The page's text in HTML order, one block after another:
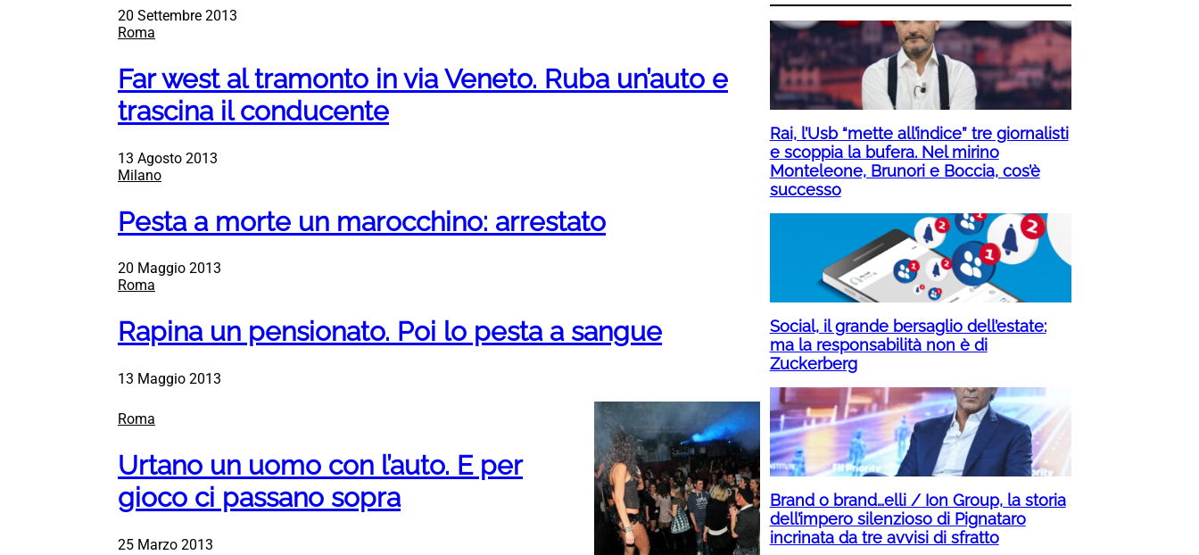
20 Settembre 2013
Roma
Far west al tramonto in via Veneto. Ruba un’auto e
trascina il conducente
13 Agosto 2013
Milano
Pesta a morte un marocchino: arrestato
20 Maggio 2013
Roma
Rapina un pensionato. Poi lo pesta a sangue
13 Maggio 2013
Roma
Urtano un uomo con l’auto. E per
gioco ci passano sopra
25 Marzo 2013
Rai, l’Usb “mette all’indice” tre giornalisti
e scoppia la bufera. Nel mirino
Monteleone, Brunori e Boccia, cos’è
successo
Social, il grande bersaglio dell’estate:
ma la responsabilità non è di
Zuckerberg
Brand o brand…elli / Ion Group, la storia
dell’impero silenzioso di Pignataro
incrinata da tre avvisi di sfratto